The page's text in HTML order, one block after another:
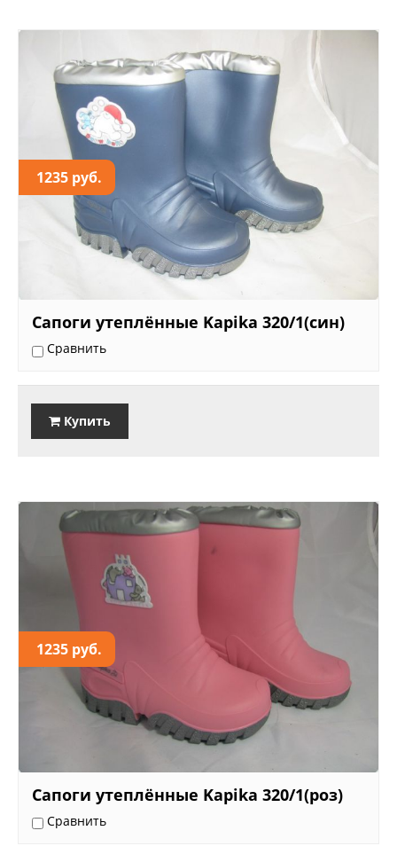
1235 руб.
Сапоги утеплённые Kapika 320/1(син)
Сравнить
Купить
1235 руб.
Сапоги утеплённые Kapika 320/1(роз)
Сравнить